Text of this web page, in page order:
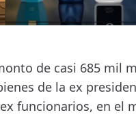
de casi 685 mil
de la ex
funcionarios, en el